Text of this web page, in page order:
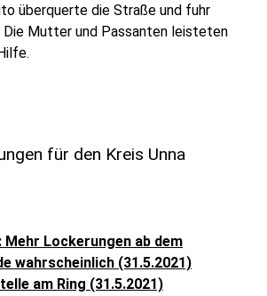
überquerte die Straße und fuhr
Die Mutter und Passanten leisteten
für den Kreis Unna
Mehr Lockerungen ab dem
wahrscheinlich (31.5.2021)
am Ring (31.5.2021)